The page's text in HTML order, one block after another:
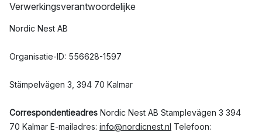
Verwerkingsverantwoordelijke
Nordic Nest AB
Organisatie-ID: 556628-1597
Stämpelvägen 3, 394 70 Kalmar
Correspondentieadres Nordic Nest AB Stamplevägen 3 394
70 Kalmar E-mailadres: info@nordicnest.nl Telefoon: